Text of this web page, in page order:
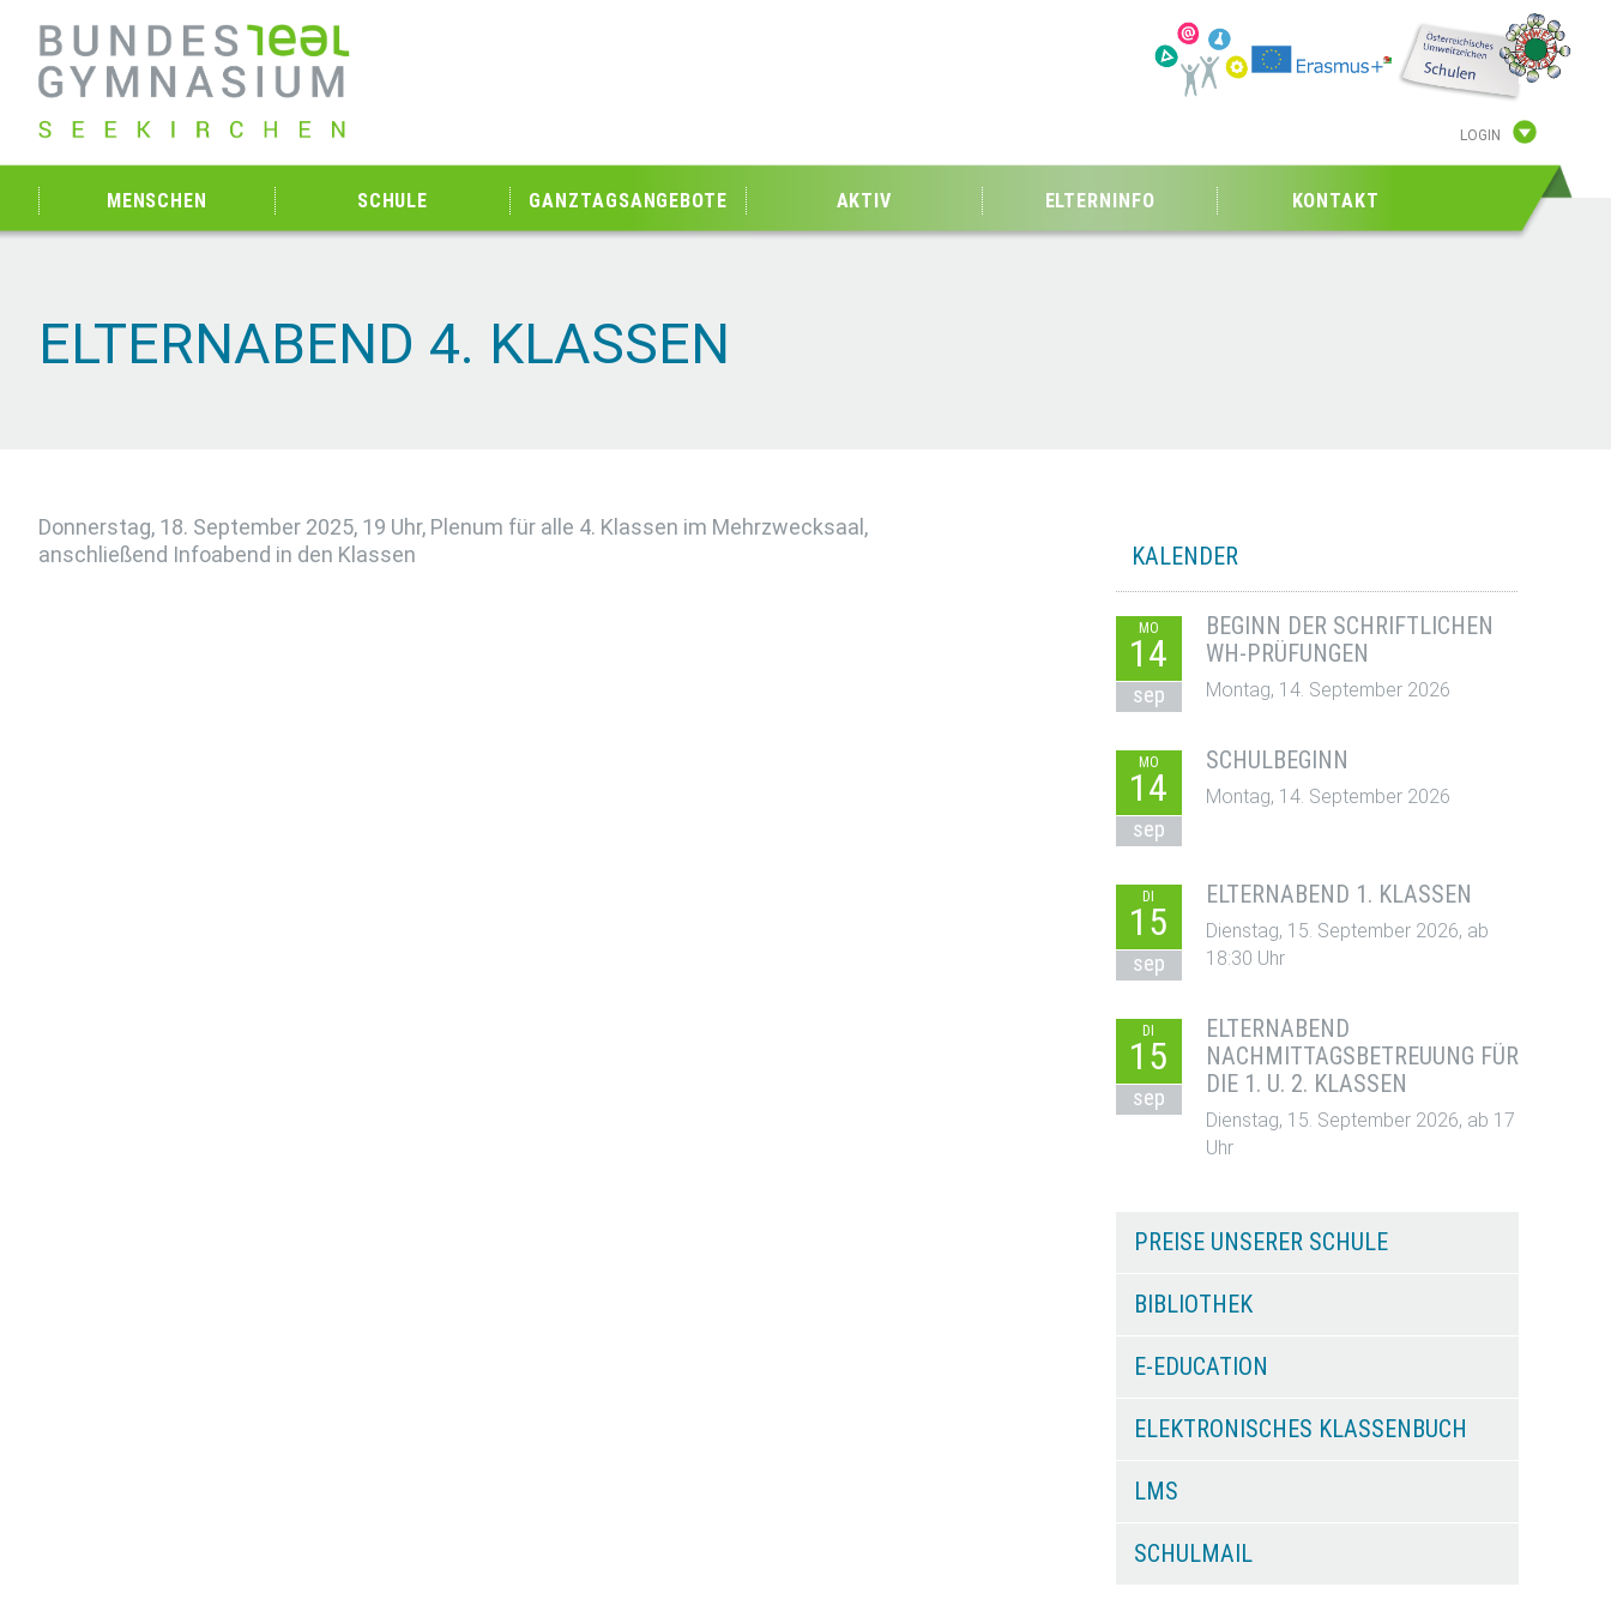
LOGIN
MENSCHEN SCHULE GANZTAGSANGEBOTE AKTIV ELTERNINFO KONTAKT
ELTERNABEND 4. KLASSEN
Donnerstag, 18. September 2025, 19 Uhr, Plenum für alle 4. Klassen im Mehrzwecksaal,
anschließend Infoabend in den Klassen
KALENDER
MO
14
sep
BEGINN DER SCHRIFTLICHEN
WH-PRÜFUNGEN
Montag, 14. September 2026
MO
14
sep
SCHULBEGINN
Montag, 14. September 2026
DI
15
sep
ELTERNABEND 1. KLASSEN
Dienstag, 15. September 2026, ab
18:30 Uhr
DI
15
sep
ELTERNABEND
NACHMITTAGSBETREUUNG FÜR
DIE 1. U. 2. KLASSEN
Dienstag, 15. September 2026, ab 17
Uhr
PREISE UNSERER SCHULE
BIBLIOTHEK
E-EDUCATION
ELEKTRONISCHES KLASSENBUCH
LMS
SCHULMAIL